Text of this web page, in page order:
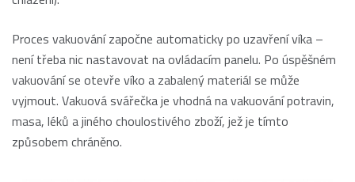
Proces vakuování započne automaticky po uzavření víka –
není třeba nic nastavovat na ovládacím panelu. Po úspěšném
vakuování se otevře víko a zabalený materiál se může
vyjmout. Vakuová svářečka je vhodná na vakuování potravin,
masa, léků a jiného choulostivého zboží, jež je tímto
způsobem chráněno.